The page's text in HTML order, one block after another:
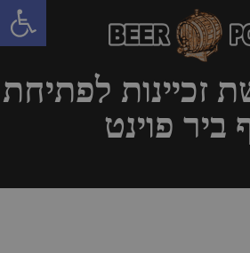
פתח
זכיינות לפתיחת
ביר פוינט